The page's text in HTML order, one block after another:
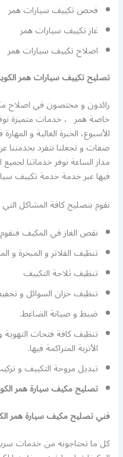
فحص تكييف سيارات همر
غاز تكييف سيارات همر
اصلاح تكييف سيارات همر
تصليح تكييف سيارات همر
رائدون و مختصون في اصلاح
خاصة همر ، خدمات متميزة
الأسبوع، الخبرة العالية و
صفات و تجعلنا نتفرد
مدار الساعة نوفر خدماتنا
فيها عبر خدمة خدمة تكييف
نقوم بتصليح كافة المشاكل
نقص الغاز في المكيف فنقوم
تنظيف الفلاتر و المبخرة و
تنظيف ثلاجة التكييف
تنظيف خزان السوائل و
ضبط و صيانة الضاغط.
تنظيف كافة فتحات
الأتربة المتراكمة فيها.
تبديل مروحة التكييف و
تصليح مكيف سيارة همر
فني تصليح مكيف سيارة همر
كل ما تحتاجونه من خدمات